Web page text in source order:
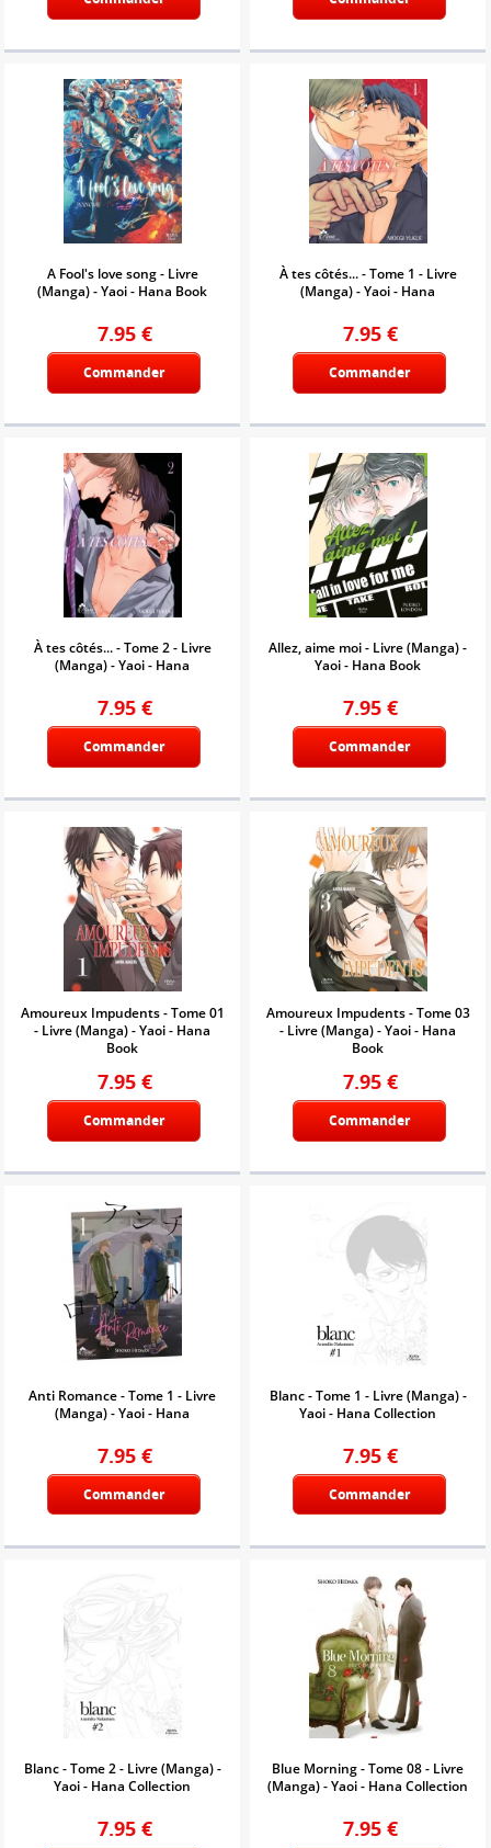
A Fool's love song - Livre
(Manga) - Yaoi - Hana Book
7.95 €
Commander
À tes côtés... - Tome 1 - Livre
(Manga) - Yaoi - Hana
7.95 €
Commander
À tes côtés... - Tome 2 - Livre
(Manga) - Yaoi - Hana
7.95 €
Commander
Allez, aime moi - Livre (Manga) -
Yaoi - Hana Book
7.95 €
Commander
Amoureux Impudents - Tome 01
- Livre (Manga) - Yaoi - Hana
Book
7.95 €
Commander
Amoureux Impudents - Tome 03
- Livre (Manga) - Yaoi - Hana
Book
7.95 €
Commander
Anti Romance - Tome 1 - Livre
(Manga) - Yaoi - Hana
7.95 €
Commander
Blanc - Tome 1 - Livre (Manga) -
Yaoi - Hana Collection
7.95 €
Commander
Blanc - Tome 2 - Livre (Manga) -
Yaoi - Hana Collection
7.95 €
Blue Morning - Tome 08 - Livre
(Manga) - Yaoi - Hana Collection
7.95 €